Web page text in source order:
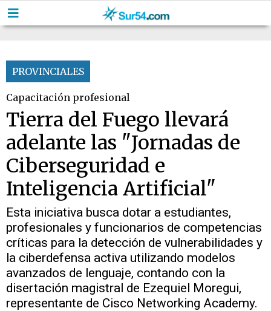
PROVINCIALES
Capacitación profesional
Tierra del Fuego llevará
adelante las "Jornadas de
Ciberseguridad e
Inteligencia Artificial"
Esta iniciativa busca dotar a estudiantes,
profesionales y funcionarios de competencias
críticas para la detección de vulnerabilidades y
la ciberdefensa activa utilizando modelos
avanzados de lenguaje, contando con la
disertación magistral de Ezequiel Moregui,
representante de Cisco Networking Academy.